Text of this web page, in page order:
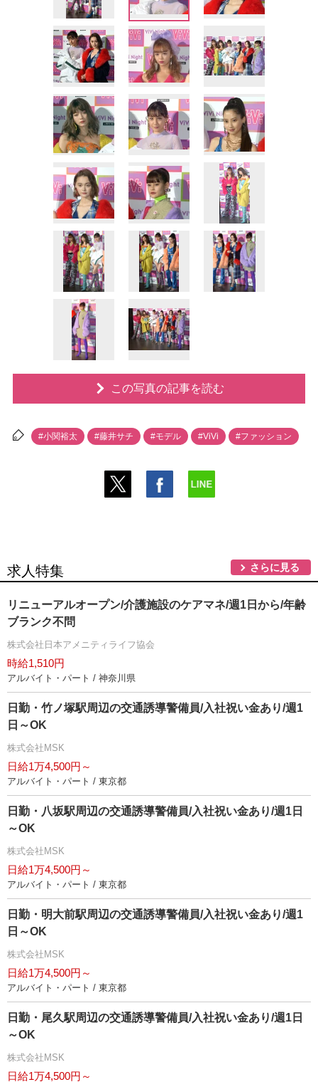
この写真の記事を読む
#小関裕太 #藤井サチ #モデル #ViVi #ファッション
求人特集 さらに見る
リニューアルオープン/介護施設のケアマネ/週1日から/年齢
ブランク不問
株式会社日本アメニティライフ協会
時給1,510円
アルバイト・パート / 神奈川県
日勤・竹ノ塚駅周辺の交通誘導警備員/入社祝い金あり/週1
日～OK
株式会社MSK
日給1万4,500円～
アルバイト・パート / 東京都
日勤・八坂駅周辺の交通誘導警備員/入社祝い金あり/週1日
～OK
株式会社MSK
日給1万4,500円～
アルバイト・パート / 東京都
日勤・明大前駅周辺の交通誘導警備員/入社祝い金あり/週1
日～OK
株式会社MSK
日給1万4,500円～
アルバイト・パート / 東京都
日勤・尾久駅周辺の交通誘導警備員/入社祝い金あり/週1日
～OK
株式会社MSK
日給1万4,500円～